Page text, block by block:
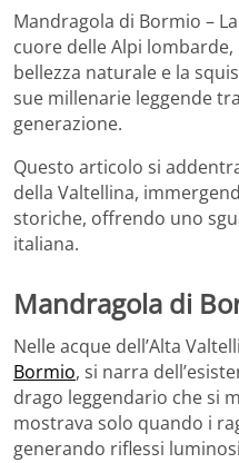
Mandragola di Bormio –
cuore delle Alpi
bellezza naturale e la
sue millenarie leggende
generazione.
Questo articolo si
della Valtellina,
storiche, offrendo uno
italiana.
Mandragola di
Nelle acque dell’Alta
Bormio, si narra
drago leggendario che si
mostrava solo quando i
generando riflessi